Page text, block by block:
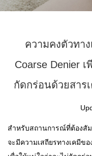
ความคงตัวทา
Coarse Denier
กัดกร่อนด้วยสาร
สำหรับสถานการณ์ที่ต้องสั
จะมีความเสถียรทางเคมีขอ